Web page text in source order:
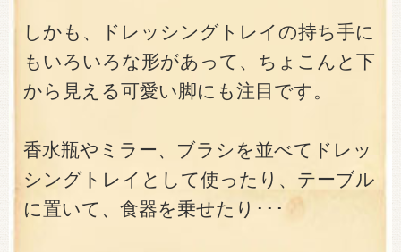
しかも、ドレッシングトレイの持ち手に
もいろいろな形があって、ちょこんと下
から見える可愛い脚にも注目です。
香水瓶やミラー、ブラシを並べてドレッ
シングトレイとして使ったり、テーブル
に置いて、食器を乗せたり･･･